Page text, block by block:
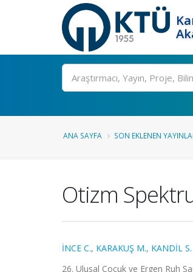
Ara
ANA SAYFA SON EKLENEN
Otizm
İNCE C., KARAKUŞ M., KANDİL S.
26. Ulusal Çocuk ve Ergen Ruh